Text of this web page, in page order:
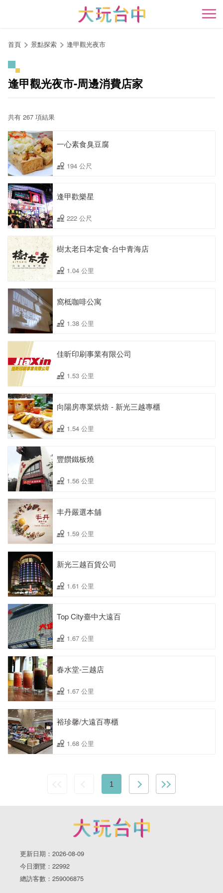
開
首頁 景點探索 逢甲觀光夜市
逢甲觀光夜市-周邊消費店家
共有 267 項結果
一心素食臭豆腐
194 公尺
逢甲歡樂星
222 公尺
樹太老日本定食-台中青海店
1.04 公里
窩柢咖啡公寓
1.38 公里
佳昕印刷事業有限公司
1.53 公里
向陽房專業烘焙 - 新光三越專櫃
1.54 公里
豐饡鐵板燒
1.56 公里
丰丹嚴選本舖
1.59 公里
新光三越百貨公司
1.61 公里
Top City臺中大遠百
1.67 公里
春水堂-三越店
1.67 公里
裕珍馨/大遠百專櫃
1.68 公里
1
更新日期：2026-08-09
今日瀏覽：22992
總訪客數：259006875